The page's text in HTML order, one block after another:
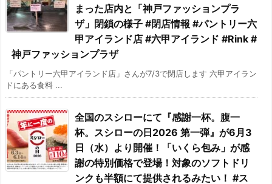
まった店内と「神戸ファッションプラ
ザ」閉鎖の様子 #閉店情報 #パントリー六
甲アイランド店 #六甲アイランド #Rink #
神戸ファッションプラザ
「パントリー六甲アイランド店」さんが7/3で閉店します 六甲アイラン
ドにある食料 ...
全国のスシローにて『感謝一杯。腹一
杯。スシローの日2026 第一弾』が6月3
日（水）より開催！「いくら包み」が感
謝の特別価格で登場！対象のソフトドリ
ンクも半額にて提供されるみたい！ #ス